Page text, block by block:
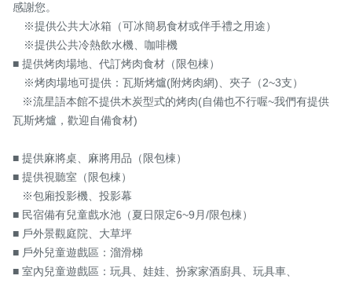
感謝您。
※提供公共大冰箱（可冰簡易食材或伴手禮之用途）
※提供公共冷熱飲水機、咖啡機
■ 提供烤肉場地、代訂烤肉食材（限包棟）
※烤肉場地可提供：瓦斯烤爐(附烤肉網)、夾子（2~3支）
瓦斯烤爐，歡迎自備食材)
■ 提供麻將桌、麻將用品（限包棟）
■ 提供視聽室（限包棟）
■ 民宿備有兒童戲水池（夏日限定6~9月/限包棟）
■ 戶外景觀庭院、大草坪
■ 戶外兒童遊戲區：溜滑梯
■ 室內兒童遊戲區：玩具、娃娃、扮家家酒廚具、玩具車、